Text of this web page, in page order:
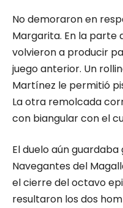
No demoraron en
Margarita. En la parte
volvieron a producir
juego anterior. Un
Martínez le permitió
La otra remolcada
con biangular con el
El duelo aún
Navegantes del
el cierre del octavo
resultaron los dos